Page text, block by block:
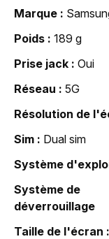
Marque
Poids
189 g
Prise jack
Oui
Réseau
5G
Résolution de
Sim
Dual sim
Système
Système de
déverrouillage
Taille de l'écran